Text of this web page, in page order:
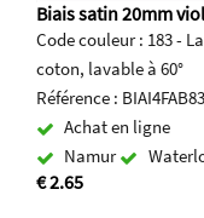
Biais satin 20mm
Code couleur : 183 -
coton, lavable à 60°
Référence : BIAI4FAB83
Achat en ligne
Namur
€ 2.65